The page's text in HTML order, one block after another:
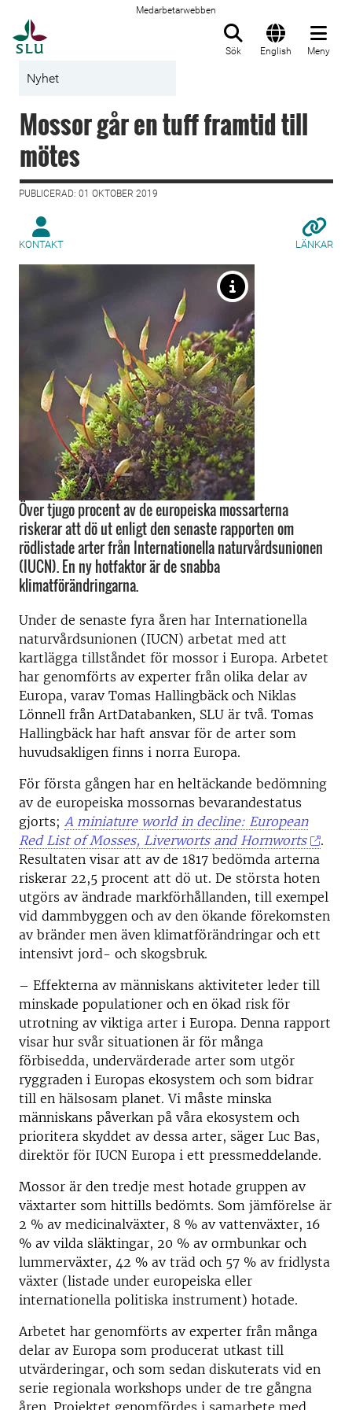
Medarbetarwebben
Sök English Meny
Nyhet
Mossor går en tuff framtid till
mötes
PUBLICERAD: 01 OKTOBER 2019
KONTAKT LÄNKAR
Över tjugo procent av de europeiska mossarterna
riskerar att dö ut enligt den senaste rapporten om
rödlistade arter från Internationella naturvårdsunionen
(IUCN). En ny hotfaktor är de snabba
klimatförändringarna.
Under de senaste fyra åren har Internationella
naturvårdsunionen (IUCN) arbetat med att
kartlägga tillståndet för mossor i Europa. Arbetet
har genomförts av experter från olika delar av
Europa, varav Tomas Hallingbäck och Niklas
Lönnell från ArtDatabanken, SLU är två. Tomas
Hallingbäck har haft ansvar för de arter som
huvudsakligen finns i norra Europa.
För första gången har en heltäckande bedömning
av de europeiska mossornas bevarandestatus
gjorts; A miniature world in decline: European
Red List of Mosses, Liverworts and Hornworts
.
Resultaten visar att av de 1817 bedömda arterna
riskerar 22,5 procent att dö ut. De största hoten
utgörs av ändrade markförhållanden, till exempel
vid dammbyggen och av den ökande förekomsten
av bränder men även klimatförändringar och ett
intensivt jord- och skogsbruk.
– Effekterna av människans aktiviteter leder till
minskade populationer och en ökad risk för
utrotning av viktiga arter i Europa. Denna rapport
visar hur svår situationen är för många
förbisedda, undervärderade arter som utgör
ryggraden i Europas ekosystem och som bidrar
till en hälsosam planet. Vi måste minska
människans påverkan på våra ekosystem och
prioritera skyddet av dessa arter, säger Luc Bas,
direktör för IUCN Europa i ett pressmeddelande.
Mossor är den tredje mest hotade gruppen av
växtarter som hittills bedömts. Som jämförelse är
2 % av medicinalväxter, 8 % av vattenväxter, 16
% av vilda släktingar, 20 % av ormbunkar och
lummerväxter, 42 % av träd och 57 % av fridlysta
växter (listade under europeiska eller
internationella politiska instrument) hotade.
Arbetet har genomförts av experter från många
delar av Europa som producerat utkast till
utvärderingar, och som sedan diskuterats vid en
serie regionala workshops under de tre gångna
åren. Projektet genomfördes i samarbete med